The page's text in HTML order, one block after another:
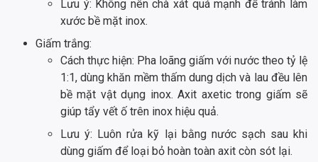
Lưu ý: Không nên chà xát quá mạnh để tránh làm
xước bề mặt inox.
Giấm trắng:
Cách thực hiện: Pha loãng giấm với nước theo tỷ lệ
1:1, dùng khăn mềm thấm dung dịch và lau đều lên
bề mặt vật dụng inox. Axit axetic trong giấm sẽ
giúp tẩy vết ố trên inox hiệu quả.
Lưu ý: Luôn rửa kỹ lại bằng nước sạch sau khi
dùng giấm để loại bỏ hoàn toàn axit còn sót lại.